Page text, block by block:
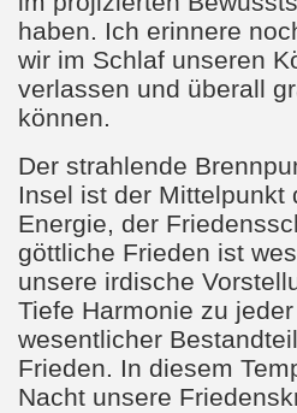
haben. Ich erinnere
wir im Schlaf unseren
verlassen und überall
können.
Der strahlende
Insel ist der Mittelpunkt
Energie, der
göttliche Frieden ist
unsere irdische
Tiefe Harmonie zu
wesentlicher
Frieden. In diesem
Nacht unsere